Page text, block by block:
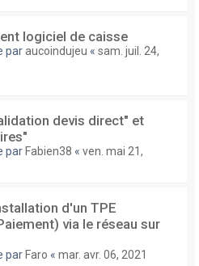
logiciel de caisse
paraucoindujeu « sam. juil. 24,
devis direct" et
parFabien38 « ven. mai 21,
d'un TPE
via le réseau sur
parFaro « mar. avr. 06, 2021